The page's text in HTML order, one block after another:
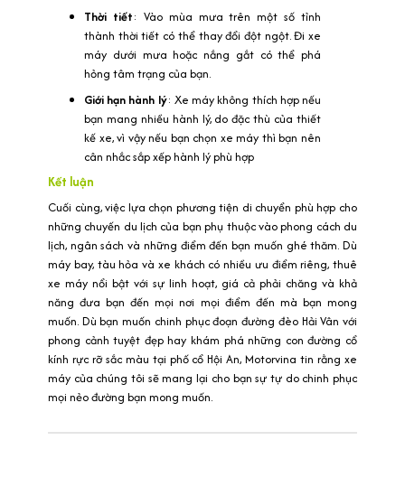
Thời tiết: Vào mùa mưa trên một số tỉnh
thành thời tiết có thể thay đổi đột ngột. Đi xe
máy dưới mưa hoặc nắng gắt có thể phá
hỏng tâm trạng của bạn.
Giới hạn hành lý: Xe máy không thích hợp nếu
bạn mang nhiều hành lý, do đặc thù của thiết
kế xe, vì vậy nếu bạn chọn xe máy thì bạn nên
cân nhắc sắp xếp hành lý phù hợp
Kết luận
Cuối cùng, việc lựa chọn phương tiện di chuyển phù hợp cho
những chuyến du lịch của bạn phụ thuộc vào phong cách du
lịch, ngân sách và những điểm đến bạn muốn ghé thăm. Dù
máy bay, tàu hỏa và xe khách có nhiều ưu điểm riêng, thuê
xe máy nổi bật với sự linh hoạt, giá cả phải chăng và khả
năng đưa bạn đến mọi nơi mọi điểm đến mà bạn mong
muốn. Dù bạn muốn chinh phục đoạn đường đèo Hải Vân với
phong cảnh tuyệt đẹp hay khám phá những con đường cổ
kính rực rỡ sắc màu tại phố cổ Hội An, Motorvina tin rằng xe
máy của chúng tôi sẽ mang lại cho bạn sự tự do chinh phục
mọi nẻo đường bạn mong muốn.